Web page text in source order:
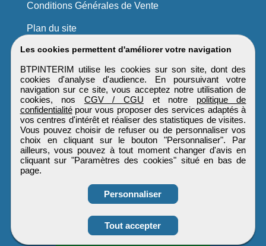
Obtenir ses
coordonnées
Les cookies permettent d'améliorer votre navigation
BTPINTERIM utilise les cookies sur son site, dont des
cookies d'analyse d'audience. En poursuivant votre
navigation sur ce site, vous acceptez notre utilisation de
cookies, nos CGV / CGU et notre politique de
confidentialitépour vous proposer des services adaptés à
vos centres d'intérêt et réaliser des statistiques de visites.
Vous pouvez choisir de refuser ou de personnaliser vos
choix en cliquant sur le bouton "Personnaliser". Par
ailleurs, vous pouvez à tout moment changer d'avis en
cliquant sur "Paramètres des cookies" situé en bas de
page.
Personnaliser
Tout accepter
Conditions Générales de Vente
Plan du site
BTPINTERIM